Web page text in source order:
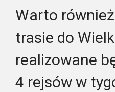
Warto
trasie do
realizowane
4 rejsów w